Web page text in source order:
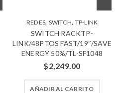
REDES, SWITCH, TP-LINK
SWITCH RACKTP-
LINK/48PTOS FAST/19″/SAVE
ENERGY 50%/TL-SF1048
$2,249.00
AÑADIR AL CARRITO